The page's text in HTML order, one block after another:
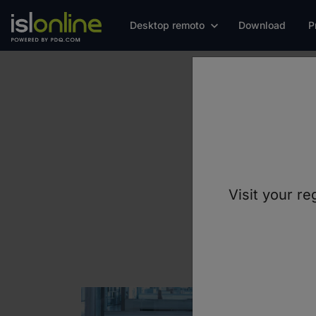
Desktop remoto Download
forniscono
Visit your